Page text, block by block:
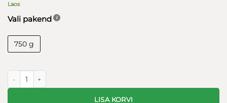
Laos
Vali pakend
750 g
LISA KORVI